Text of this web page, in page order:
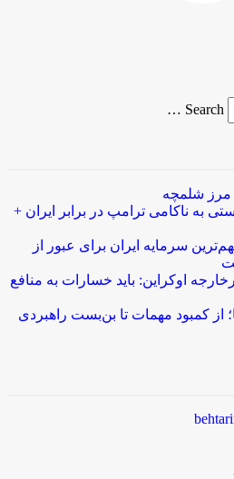
Search …
مرز شلمچه
به ناکامی ترامپ در برابر ایران +
سرمایه ایران برای عبور از
اوکراین: باید خسارات به منافع
از کمبود مهمات تا بن‌بست راهبردی